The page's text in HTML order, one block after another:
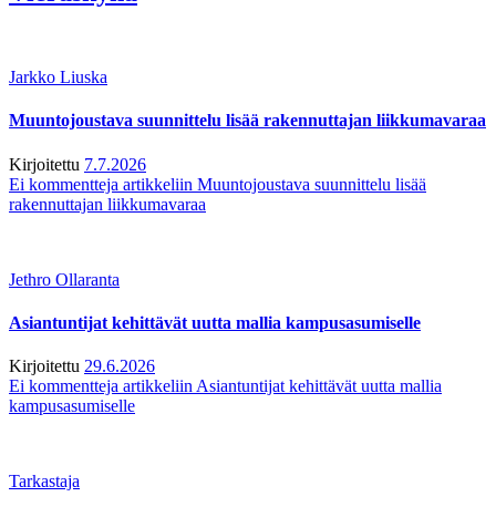
Jarkko Liuska
Muuntojoustava suunnittelu lisää rakennuttajan liikkumavaraa
Kirjoitettu 7.7.2026
Ei kommentteja artikkeliin Muuntojoustava suunnittelu lisää
rakennuttajan liikkumavaraa
Jethro Ollaranta
Asiantuntijat kehittävät uutta mallia kampusasumiselle
Kirjoitettu 29.6.2026
Ei kommentteja artikkeliin Asiantuntijat kehittävät uutta mallia
kampusasumiselle
Tarkastaja